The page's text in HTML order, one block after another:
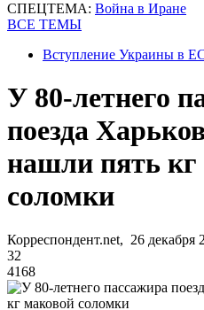
СПЕЦТЕМА: Война в Иране
ВСЕ ТЕМЫ
Вступление Украины в
У 80-летнего
поезда
нашли пять кг
соломки
Корреспондент.net, 26 декабря
32
4168